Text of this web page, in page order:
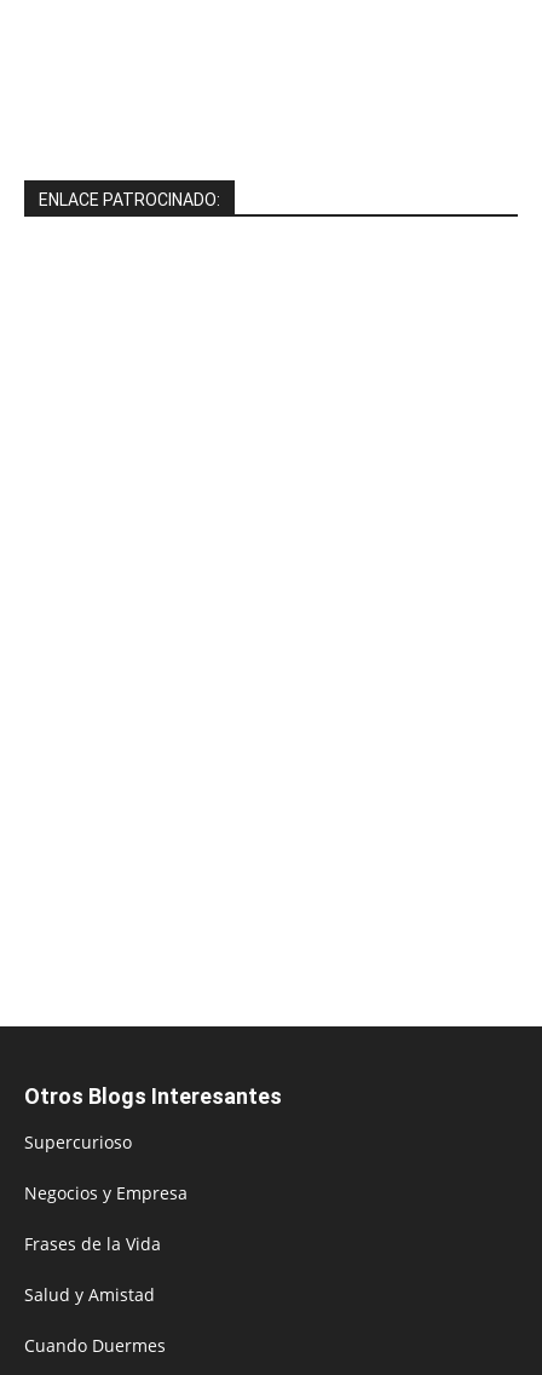
ENLACE PATROCINADO:
Otros Blogs Interesantes
Supercurioso
Negocios y Empresa
Frases de la Vida
Salud y Amistad
Cuando Duermes